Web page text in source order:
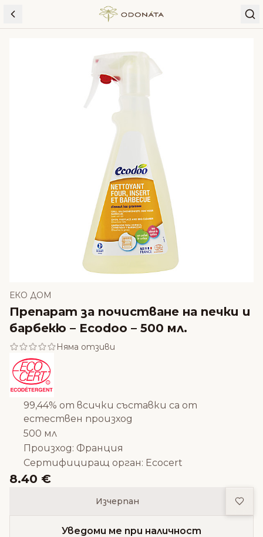
Skip to content
ЕКО ДОМ
Препарат за почистване на печки и
барбекю – Ecodoo – 500 мл.
Няма отзиви
99,44% от всички съставки са от
естествен произход
500 мл
Произход: Франция
Сертифициращ орган: Ecocert
8.40 €
Изчерпан
Уведоми ме при наличност